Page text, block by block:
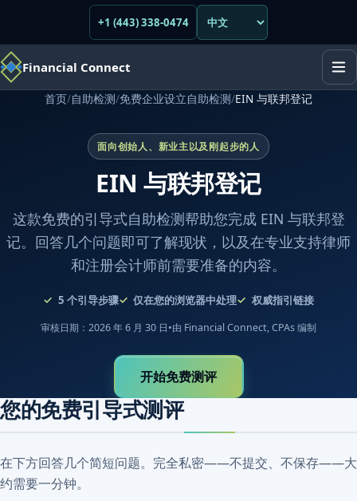
+1 (443) 338-0474
Financial Connect
首页/自助检测/免费企业设立自助检测/EIN 与联邦登记
面向创始人、新业主以及刚起步的人
EIN 与联邦登记
这款免费的引导式自助检测帮助您完成 EIN 与联邦登
记。回答几个问题即可了解现状，以及在专业支持律师
和注册会计师前需要准备的内容。
5 个引导步骤 仅在您的浏览器中处理 权威指引链接
审核日期：2026 年 6 月 30 日•由 Financial Connect, CPAs 编制
开始免费测评
您的免费引导式测评
在下方回答几个简短问题。完全私密——不提交、不保存——大
约需要一分钟。